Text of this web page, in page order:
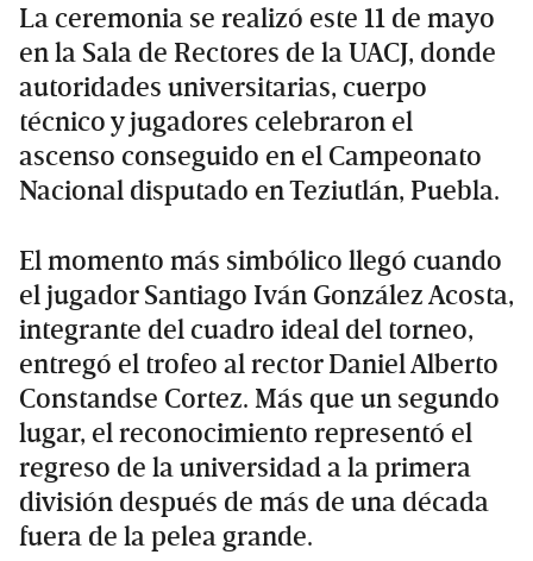
La ceremonia se realizó este 11 de mayo
en la Sala de Rectores de la UACJ, donde
autoridades universitarias, cuerpo
técnico y jugadores celebraron el
ascenso conseguido en el Campeonato
Nacional disputado en Teziutlán, Puebla.
El momento más simbólico llegó cuando
el jugador Santiago Iván González Acosta,
integrante del cuadro ideal del torneo,
entregó el trofeo al rector Daniel Alberto
Constandse Cortez. Más que un segundo
lugar, el reconocimiento representó el
regreso de la universidad a la primera
división después de más de una década
fuera de la pelea grande.